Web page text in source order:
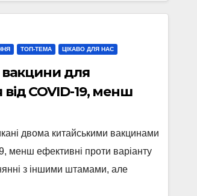
ТОП-ТЕМА ЦІКАВО ДЛЯ НАС
вакцини для
COVID-19, менш
для штаму Дельта
двома китайськими вакцинами
менш ефективні проти варіанту
з іншими штамами, але